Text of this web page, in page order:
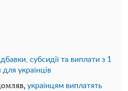
субсидії та виплати з 1
українців
українцям виплатять